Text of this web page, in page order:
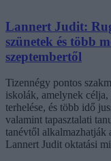
Lannert Judit:
szünetek és több
szeptembertől
Tizennégy pontos
iskolák, amelynek
terhelése, és több idő
valamint tapasztalati
tanévtől alkalmazhatják
Lannert Judit oktatási